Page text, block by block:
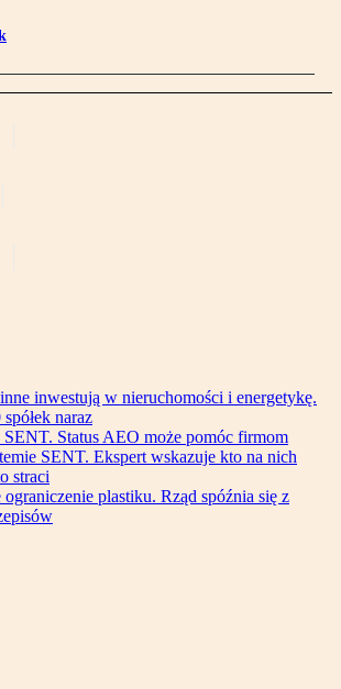
inwestują w nieruchomości i energetykę.
naraz
SENT. Status AEO może pomóc firmom
SENT. Ekspert wskazuje kto na nich
straci
plastiku. Rząd spóźnia się z